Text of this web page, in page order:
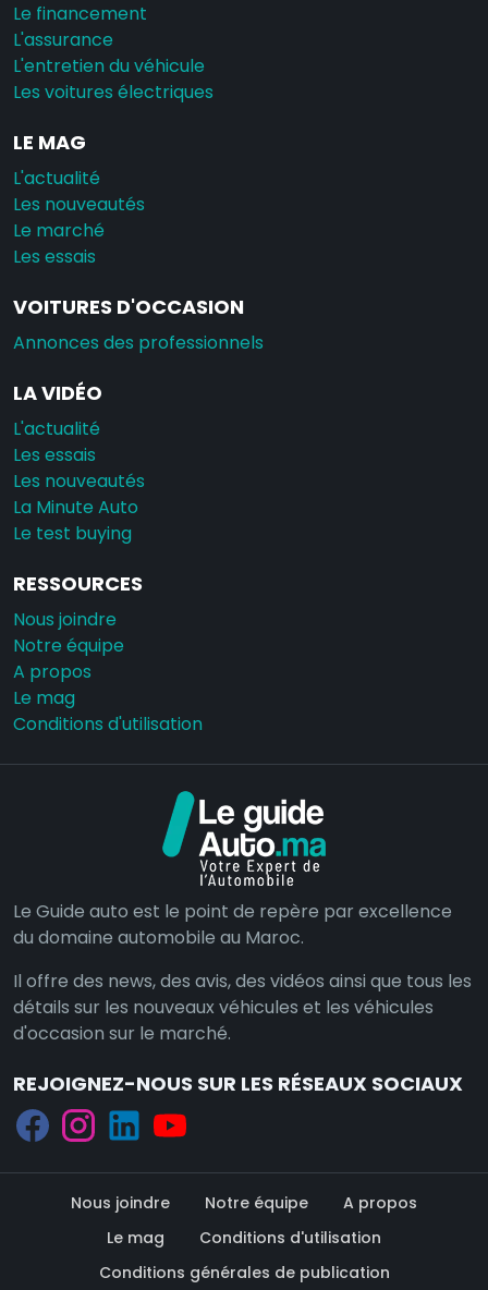
Le financement
L'assurance
L'entretien du véhicule
Les voitures électriques
LE MAG
L'actualité
Les nouveautés
Le marché
Les essais
VOITURES D'OCCASION
Annonces des professionnels
LA VIDÉO
L'actualité
Les essais
Les nouveautés
La Minute Auto
Le test buying
RESSOURCES
Nous joindre
Notre équipe
A propos
Le mag
Conditions d'utilisation
Le Guide auto est le point de repère par excellence
du domaine automobile au Maroc.
Il offre des news, des avis, des vidéos ainsi que tous les
détails sur les nouveaux véhicules et les véhicules
d'occasion sur le marché.
REJOIGNEZ-NOUS SUR LES RÉSEAUX SOCIAUX
Nous joindre Notre équipe
A propos
Le mag
Conditions d'utilisation
Conditions générales de publication